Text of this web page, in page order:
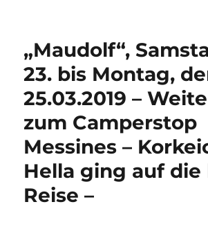
„Maudolf“,
23. bis Montag,
25.03.2019 –
zum Camperstop
Messines –
Hella ging auf die
Reise –